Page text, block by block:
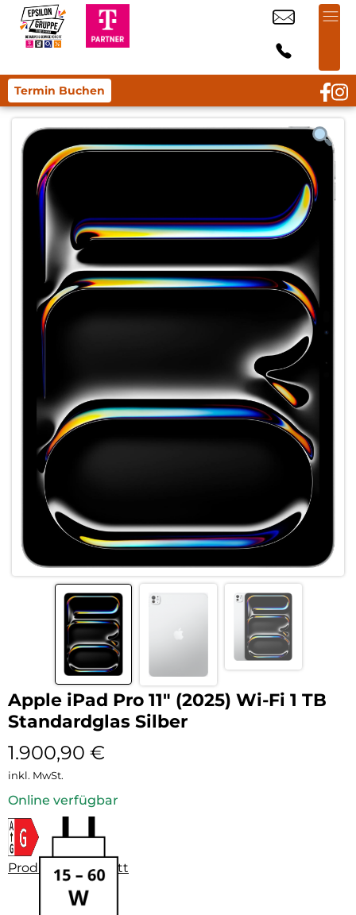
Termin Buchen
Apple iPad Pro 11″ (2025) Wi-Fi 1 TB
Standardglas Silber
1.900,90 €
inkl. MwSt.
Online verfügbar
Produktdatenblatt